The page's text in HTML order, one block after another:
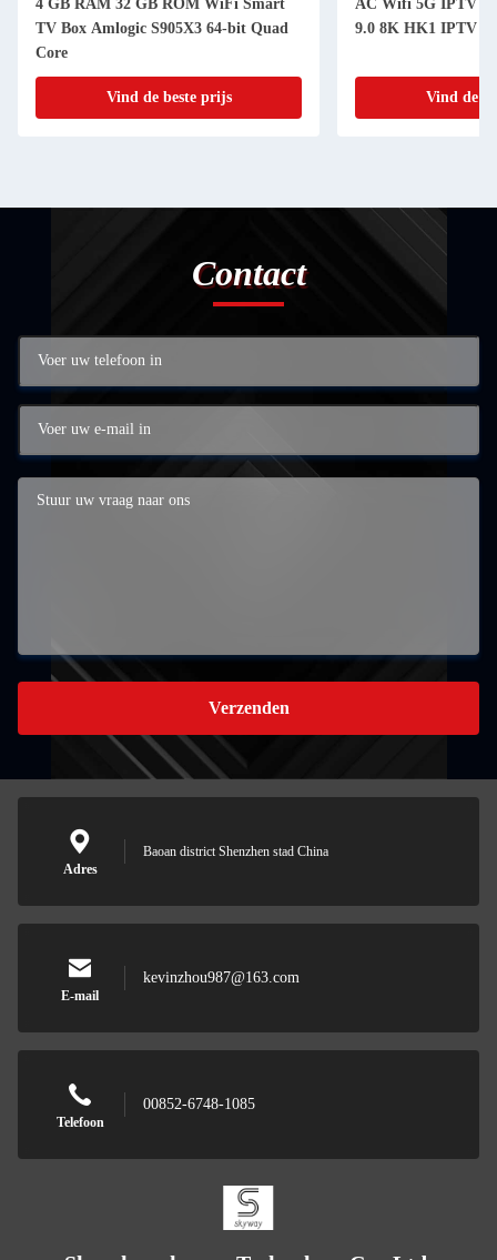
4 GB RAM 32 GB ROM WiFi Smart
TV Box Amlogic S905X3 64-bit Quad
Core
Vind de beste prijs
AC Wifi 5G IPTV
9.0 8K HK1 IPTV
Vind de
Contact
Verzenden
Adres
Baoan district Shenzhen stad China
E-mail
kevinzhou987@163.com
Telefoon
00852-6748-1085